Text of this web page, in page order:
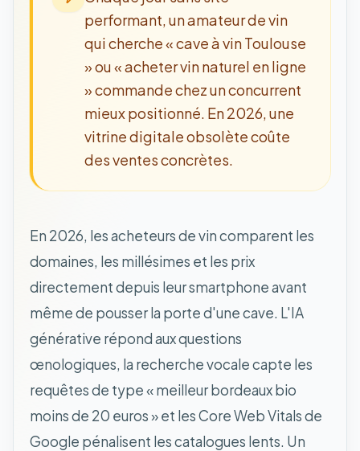
performant, un amateur de vin
qui cherche « cave à vin Toulouse
» ou « acheter vin naturel en ligne
» commande chez un concurrent
mieux positionné. En 2026, une
vitrine digitale obsolète coûte
des ventes concrètes.
En 2026, les acheteurs de vin comparent les
domaines, les millésimes et les prix
directement depuis leur smartphone avant
même de pousser la porte d'une cave. L'IA
générative répond aux questions
œnologiques, la recherche vocale capte les
requêtes de type « meilleur bordeaux bio
moins de 20 euros » et les Core Web Vitals de
Google pénalisent les catalogues lents. Un